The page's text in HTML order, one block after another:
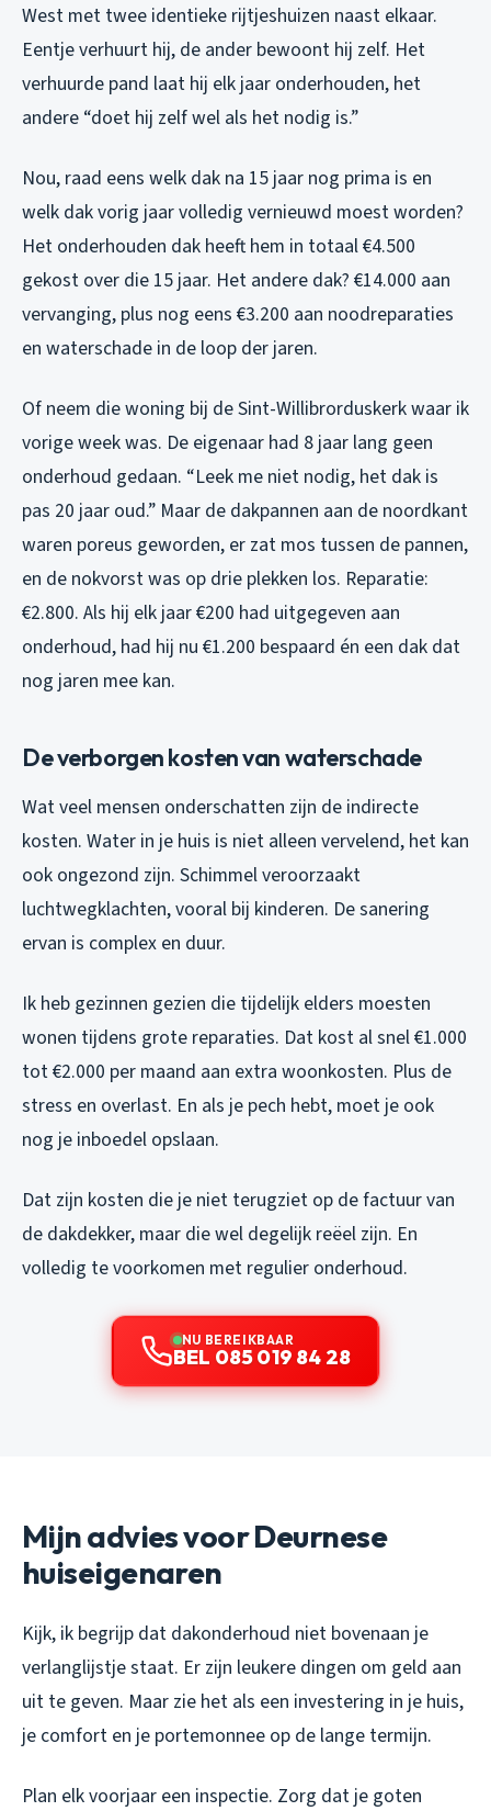
West met twee identieke rijtjeshuizen naast elkaar.
Eentje verhuurt hij, de ander bewoont hij zelf. Het
verhuurde pand laat hij elk jaar onderhouden, het
andere “doet hij zelf wel als het nodig is.”
Nou, raad eens welk dak na 15 jaar nog prima is en
welk dak vorig jaar volledig vernieuwd moest worden?
Het onderhouden dak heeft hem in totaal €4.500
gekost over die 15 jaar. Het andere dak? €14.000 aan
vervanging, plus nog eens €3.200 aan noodreparaties
en waterschade in de loop der jaren.
Of neem die woning bij de Sint-Willibrorduskerk waar ik
vorige week was. De eigenaar had 8 jaar lang geen
onderhoud gedaan. “Leek me niet nodig, het dak is
pas 20 jaar oud.” Maar de dakpannen aan de noordkant
waren poreus geworden, er zat mos tussen de pannen,
en de nokvorst was op drie plekken los. Reparatie:
€2.800. Als hij elk jaar €200 had uitgegeven aan
onderhoud, had hij nu €1.200 bespaard én een dak dat
nog jaren mee kan.
De verborgen kosten van waterschade
Wat veel mensen onderschatten zijn de indirecte
kosten. Water in je huis is niet alleen vervelend, het kan
ook ongezond zijn. Schimmel veroorzaakt
luchtwegklachten, vooral bij kinderen. De sanering
ervan is complex en duur.
Ik heb gezinnen gezien die tijdelijk elders moesten
wonen tijdens grote reparaties. Dat kost al snel €1.000
tot €2.000 per maand aan extra woonkosten. Plus de
stress en overlast. En als je pech hebt, moet je ook
nog je inboedel opslaan.
Dat zijn kosten die je niet terugziet op de factuur van
de dakdekker, maar die wel degelijk reëel zijn. En
volledig te voorkomen met regulier onderhoud.
NU BEREIKBAAR
BEL 085 019 84 28
Mijn advies voor Deurnese
huiseigenaren
Kijk, ik begrijp dat dakonderhoud niet bovenaan je
verlanglijstje staat. Er zijn leukere dingen om geld aan
uit te geven. Maar zie het als een investering in je huis,
je comfort en je portemonnee op de lange termijn.
Plan elk voorjaar een inspectie. Zorg dat je goten